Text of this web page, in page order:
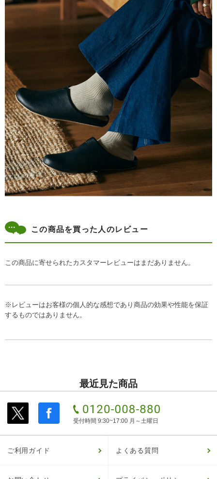
この商品を買った人のレビュー
この商品に寄せられたカスタマーレビューはまだありません。
※レビューはお客様の個人的な感想であり商品の効果や性能を保証
するものではありません。
最近見た商品
受付時間 9:30~17:00 月～土曜日
ご利用ガイド よくある質問